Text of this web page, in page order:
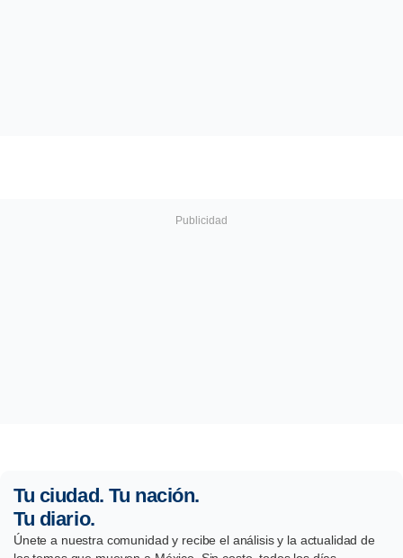
Tu ciudad. Tu nación.
Tu diario.
Únete a nuestra comunidad y recibe el análisis y la actualidad de